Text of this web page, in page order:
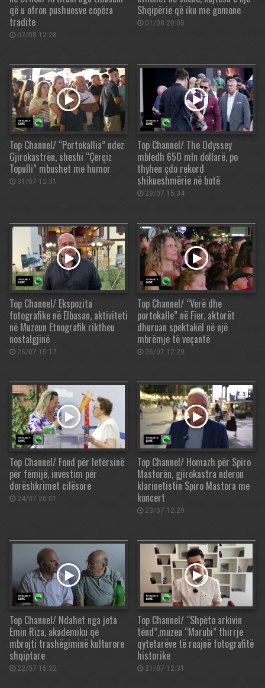
që u ofron pushuesve copëza
tradite
02/08 12:28
Shqipërie që iku me gomone
01/08 20:05
Top Channel/ “Portokallia” ndez
Gjirokastrën, sheshi “Çerçiz
Topulli” mbushet me humor
31/07 12:31
Top Channel/ The Odyssey
mbledh 650 mln dollarë, po
thyhen çdo rekord
shikueshmërie në botë
29/07 15:34
Top Channel/ Ekspozita
fotografike në Elbasan, aktiviteti
në Muzeun Etnografik riktheu
nostalgjinë
26/07 15:17
Top Channel/ “Verë dhe
portokalle” në Fier, aktorët
dhuruan spektakël në një
mbrëmje të veçantë
26/07 12:29
Top Channel/ Fond për letërsinë
për fëmijë, investim për
dorëshkrimet cilësore
24/07 20:01
Top Channel/ Homazh për Spiro
Mastorën, gjirokastra nderon
klarinetistin Spiro Mastora me
koncert
23/07 12:29
Top Channel/ Ndahet nga jeta
Emin Riza, akademiku që
mbrojti trashëgiminë kulturore
shqiptare
22/07 15:32
Top Channel/ “Shpëto arkivin
tënd”,muzeu “Marubi” thirrje
qytetarëve të ruajnë fotografitë
historike
21/07 12:31